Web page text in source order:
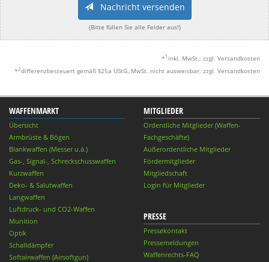
Nachricht versenden
(Bitte füllen Sie alle Felder aus!)
* 1 inkl. MwSt.; zzgl. Versandkosten
*2differenzbesteuert gemäß §25a UStG.;MwSt. nicht ausweisbar; zzgl. Versandkosten
WAFFENMARKT
Übersicht
Armbrüste & Bögen
Blankwaffen (Messer u.ä.)
Gas-, Signal-, Schreckschusswaffen
Kurzwaffen
Deko- & Salutwaffen
Langwaffen
Luftdruck- und CO2-Waffen
Munition
Optik
Schalldämpfer
Softairwaffen (Airsoftgun)
MITGLIEDER
Ordentliche Mitglieder (Waffen-
Fachgeschäfte)
Außerordentliche Mitglieder
Fördermitglieder
Mitgliedschaft
Login für Mitglieder
PRESSE
Pressekontakt
Pressemeldungen
Waffenrechts-FAQ